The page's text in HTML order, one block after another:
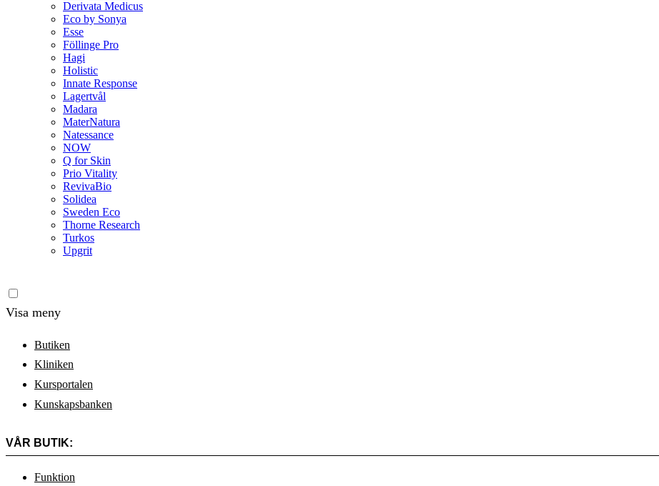
Derivata Medicus
Eco by Sonya
Esse
Föllinge Pro
Hagi
Holistic
Innate Response
Lagertvål
Madara
MaterNatura
Natessance
NOW
Q for Skin
Prio Vitality
RevivaBio
Solidea
Sweden Eco
Thorne Research
Turkos
Upgrit
Visa meny
Butiken
Kliniken
Kursportalen
Kunskapsbanken
VÅR BUTIK:
Funktion